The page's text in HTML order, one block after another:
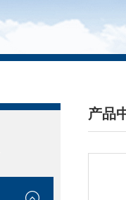
产品
/